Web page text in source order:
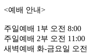
<예배 안내>
주일예배 1부 오전 8:00
주일예배 2부 오전 11:00
새벽예배 화-금요일 오